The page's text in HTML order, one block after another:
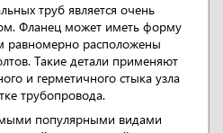
труб является очень
Фланец может иметь форму
равномерно расположены
Такие детали применяют
и герметичного стыка узла
трубопровода.
популярными видами